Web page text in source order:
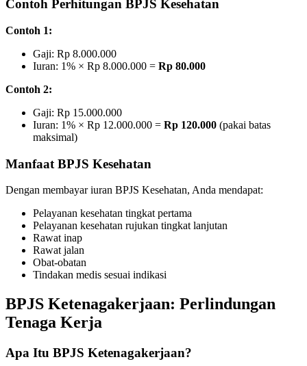
Contoh Perhitungan BPJS Kesehatan
Contoh 1:
Gaji: Rp 8.000.000
Iuran: 1% × Rp 8.000.000 = Rp 80.000
Contoh 2:
Gaji: Rp 15.000.000
Iuran: 1% × Rp 12.000.000 = Rp 120.000 (pakai batas
maksimal)
Manfaat BPJS Kesehatan
Dengan membayar iuran BPJS Kesehatan, Anda mendapat:
Pelayanan kesehatan tingkat pertama
Pelayanan kesehatan rujukan tingkat lanjutan
Rawat inap
Rawat jalan
Obat-obatan
Tindakan medis sesuai indikasi
BPJS Ketenagakerjaan: Perlindungan
Tenaga Kerja
Apa Itu BPJS Ketenagakerjaan?